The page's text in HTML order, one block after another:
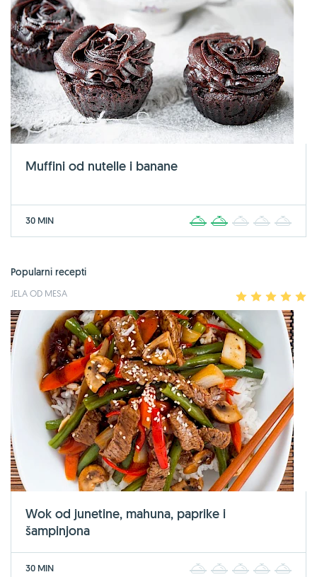
Muffini od nutelle i banane
30 MIN 2 3 4
Popularni recepti
JELA OD MESA 2 3 4
Wok od junetine, mahuna, paprike i
šampinjona
30 MIN 2 3 4